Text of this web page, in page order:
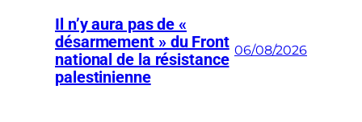
Il n’y aura pas de «
désarmement » du Front
national de la résistance
palestinienne
06/08/2026